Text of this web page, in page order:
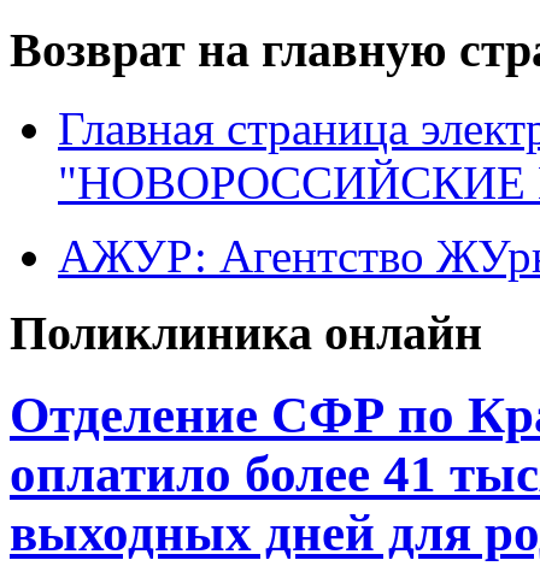
Возврат на главную
Главная страница
"НОВОРОССИЙСКИЕ
АЖУР: Агентство
Поликлиника онлайн
Отделение СФР по
оплатило более 41
выходных дней для